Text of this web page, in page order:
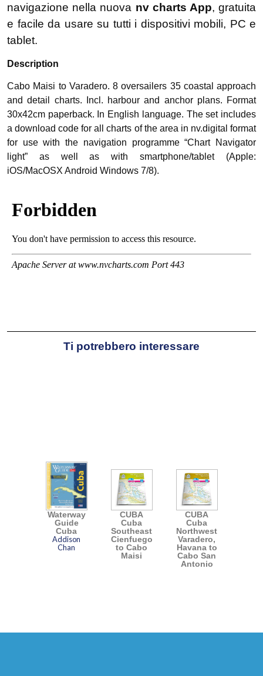
navigazione nella nuova nv charts App, gratuita
e facile da usare su tutti i dispositivi mobili, PC e
tablet.
Description
Cabo Maisi to Varadero. 8 oversailers 35 coastal approach
and detail charts. Incl. harbour and anchor plans. Format
30x42cm paperback. In English language. The set includes
a download code for all charts of the area in nv.digital format
for use with the navigation programme “Chart Navigator
light” as well as with smartphone/tablet (Apple:
iOS/MacOSX Android Windows 7/8).
Ti potrebbero interessare
Waterway
Guide
Cuba
Addison
Chan
CUBA
Cuba
Southeast,
Cienfuegos
to Cabo
Maisi
CUBA
Cuba
Northwest,
Varadero,
Havana to
Cabo San
Antonio